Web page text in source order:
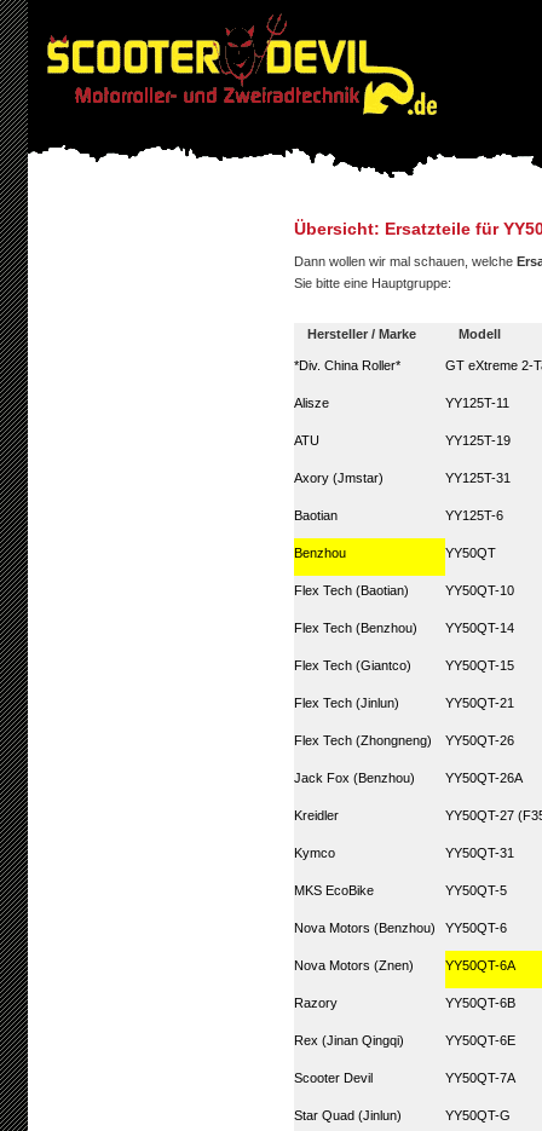
Übersicht: Ersatzteile für
Dann wollen wir mal schauen, welche
Sie bitte eine Hauptgruppe:
Hersteller / Marke Modell
*Div. China Roller*
Alisze
ATU
Axory (Jmstar)
Baotian
Benzhou
Flex Tech (Baotian)
Flex Tech (Benzhou)
Flex Tech (Giantco)
Flex Tech (Jinlun)
Flex Tech (Zhongneng)
Jack Fox (Benzhou)
Kreidler
Kymco
MKS EcoBike
Nova Motors (Benzhou)
Nova Motors (Znen)
Razory
Rex (Jinan Qingqi)
Scooter Devil
Star Quad (Jinlun)
GT eXtreme 2-
YY125T-11
YY125T-19
YY125T-31
YY125T-6
YY50QT
YY50QT-10
YY50QT-14
YY50QT-15
YY50QT-21
YY50QT-26
YY50QT-26A
YY50QT-27
YY50QT-31
YY50QT-5
YY50QT-6
YY50QT-6A
YY50QT-6B
YY50QT-6E
YY50QT-7A
YY50QT-G